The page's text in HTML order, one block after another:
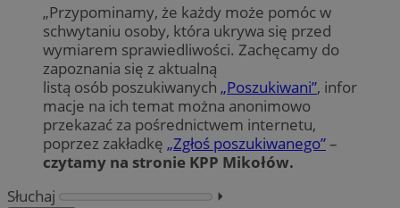
„Przypominamy, że każdy może pomóc w
schwytaniu osoby, która ukrywa się przed
wymiarem sprawiedliwości. Zachęcamy do
zapoznania się z aktualną
listą osób poszukiwanych „Poszukiwani”, infor
macje na ich temat można anonimowo
przekazać za pośrednictwem internetu,
poprzez zakładkę „Zgłoś poszukiwanego”–
czytamy na stronie KPP Mikołów.
Słuchaj
⏵︎